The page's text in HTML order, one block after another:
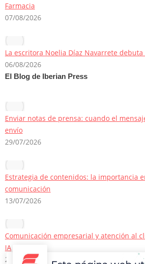
Farmacia
07/08/2026
La escritora Noelia Díaz Navarrete
06/08/2026
El Blog de Iberian Press
Enviar notas de prensa: cuando el
envío
29/07/2026
Estrategia de contenidos: la importancia
comunicación
13/07/2026
Comunicación empresarial y atención al
IA
22/06/2026